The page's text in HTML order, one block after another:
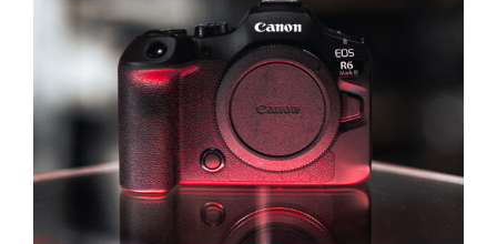
Accessori
La foto del mese
Guide
Cerca